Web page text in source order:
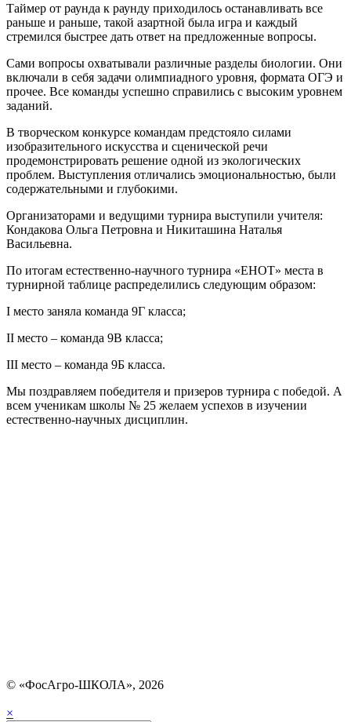
Таймер от раунда к раунду приходилось останавливать все
раньше и раньше, такой азартной была игра и каждый
стремился быстрее дать ответ на предложенные вопросы.
Сами вопросы охватывали различные разделы биологии. Они
включали в себя задачи олимпиадного уровня, формата ОГЭ и
прочее. Все команды успешно справились с высоким уровнем
заданий.
В творческом конкурсе командам предстояло силами
изобразительного искусства и сценической речи
продемонстрировать решение одной из экологических
проблем. Выступления отличались эмоциональностью, были
содержательными и глубокими.
Организаторами и ведущими турнира выступили учителя:
Кондакова Ольга Петровна и Никиташина Наталья
Васильевна.
По итогам естественно-научного турнира «ЕНОТ» места в
турнирной таблице распределились следующим образом:
I место заняла команда 9Г класса;
II место – команда 9В класса;
III место – команда 9Б класса.
Мы поздравляем победителя и призеров турнира с победой. А
всем ученикам школы № 25 желаем успехов в изучении
естественно-научных дисциплин.
© «ФосАгро-ШКОЛА», 2026
×